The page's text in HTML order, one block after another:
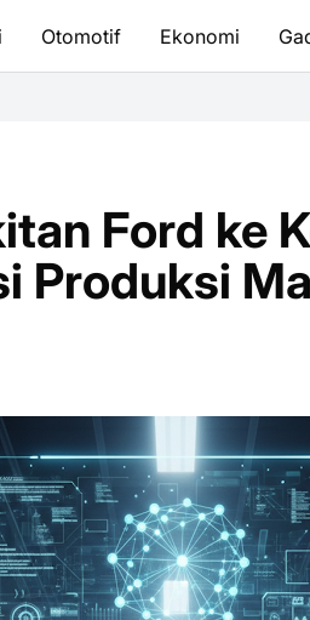
Otomotif Ekonomi
Ford ke
Produksi